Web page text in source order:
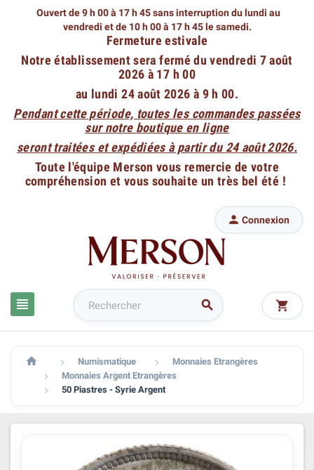
Ouvert de 9 h 00 à 17 h 45 sans interruption du lundi au
vendredi et de 10 h 00 à 17 h 45 le samedi.
Fermeture estivale
Notre établissement sera fermé du vendredi 7 août
2026 à 17 h 00
au lundi 24 août 2026 à 9 h 00.
Pendant cette période, toutes les commandes passées
sur notre boutique en ligne
seront traitées et expédiées à partir du 24 août 2026.
Toute l'équipe Merson vous remercie de votre
compréhension et vous souhaite un très bel été !
 
 Connexion

  Numismatique  Monnaies Etrangères
 Monnaies Argent Etrangères
 50 Piastres - Syrie Argent